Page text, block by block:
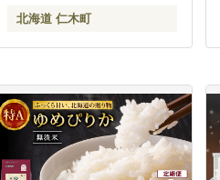
北海道 仁木町